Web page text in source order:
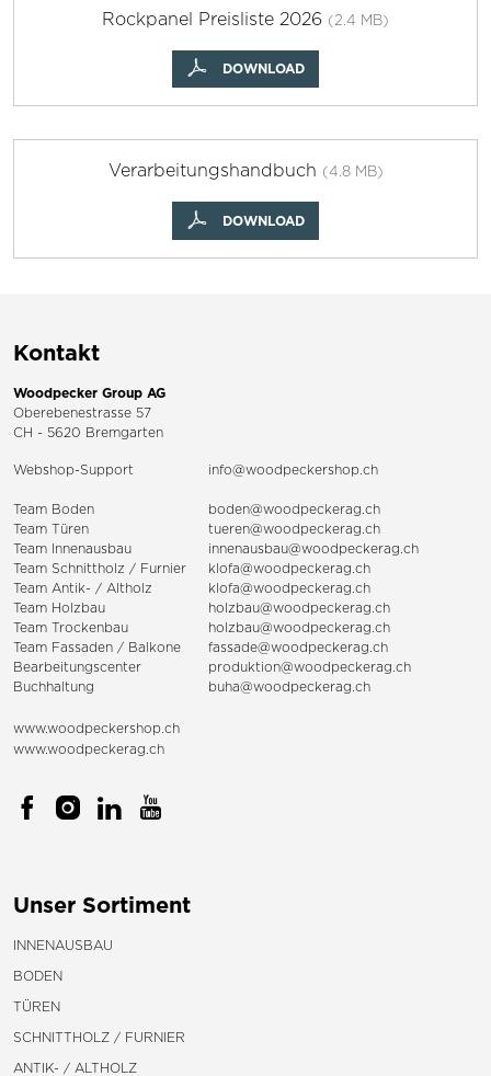
Rockpanel Preisliste 2026 (2.4 MB)
DOWNLOAD
Verarbeitungshandbuch (4.8 MB)
DOWNLOAD
Kontakt
Woodpecker Group AG
Oberebenestrasse 57
CH - 5620 Bremgarten
Webshop-Support info@woodpeckershop.ch
Team Boden
boden@woodpeckerag.ch
Team Türen
tueren@woodpeckerag.ch
Team Innenausbau
innenausbau@woodpeckerag.ch
Team Schnittholz / Furnier
klofa@woodpeckerag.ch
Team Antik- / Altholz
klofa@woodpeckerag.ch
Team Holzbau
holzbau@woodpeckerag.ch
Team Trockenbau
holzbau@woodpeckerag.ch
Team Fassaden / Balkone
fassade@woodpeckerag.ch
Bearbeitungscenter
produktion@woodpeckerag.ch
Buchhaltung
buha@woodpeckerag.ch
www.woodpeckershop.ch
www.woodpeckerag.ch
Unser Sortiment
INNENAUSBAU
BODEN
TÜREN
SCHNITTHOLZ / FURNIER
ANTIK- / ALTHOLZ